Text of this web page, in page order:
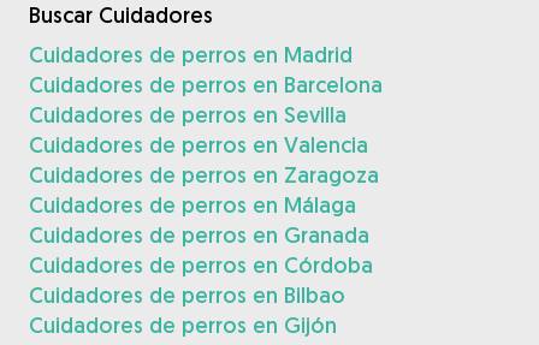
Buscar Cuidadores
Cuidadores de perros en Madrid
Cuidadores de perros en Barcelona
Cuidadores de perros en Sevilla
Cuidadores de perros en Valencia
Cuidadores de perros en Zaragoza
Cuidadores de perros en Málaga
Cuidadores de perros en Granada
Cuidadores de perros en Córdoba
Cuidadores de perros en Bilbao
Cuidadores de perros en Gijón